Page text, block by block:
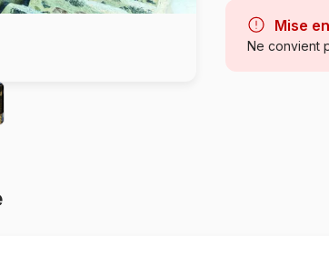
Catégorie
Age
Mise
Ne convient